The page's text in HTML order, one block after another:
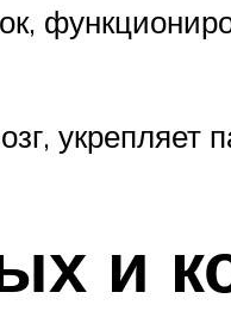
укрепляет
и